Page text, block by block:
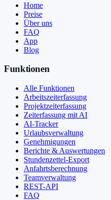
Home
Preise
Über uns
FAQ
App
Blog
Funktionen
Alle Funktionen
Arbeitszeiterfassung
Projektzeiterfassung
Zeiterfassung mit AI
AI-Tracker
Urlaubsverwaltung
Genehmigungen
Berichte & Auswertungen
Stundenzettel-Export
Anfahrtsberechnung
Teamverwaltung
REST-API
FAQ